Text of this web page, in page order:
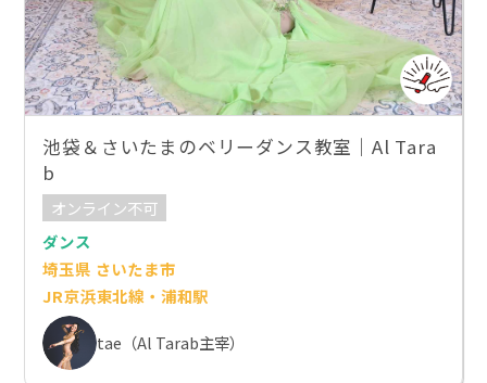
池袋＆さいたまのベリーダンス教室｜Al Tara
b
オンライン不可
ダンス
埼玉県 さいたま市
JR京浜東北線・浦和駅
tae（Al Tarab主宰）